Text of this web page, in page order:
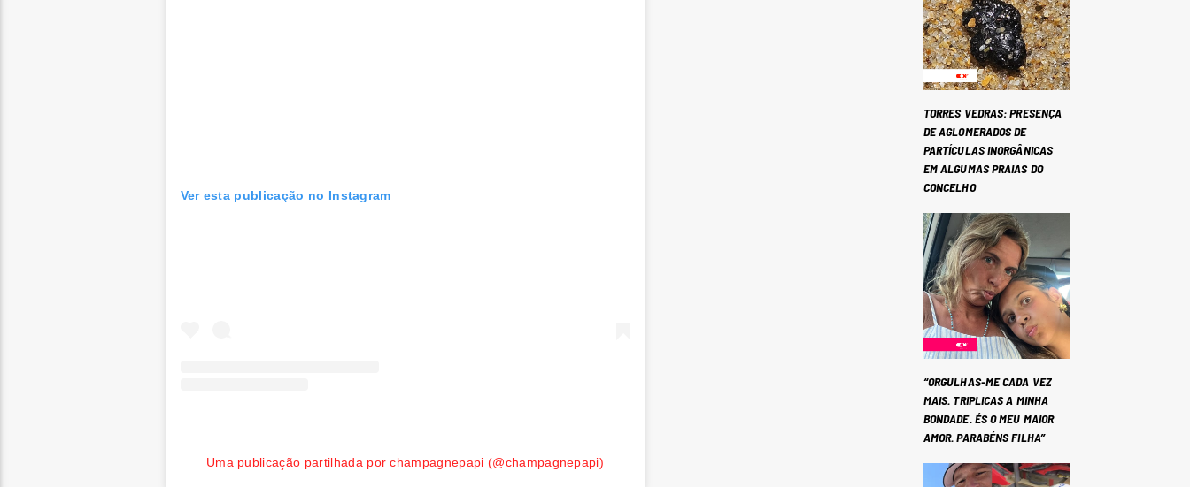
Ver esta publicação no Instagram
Uma publicação partilhada por champagnepapi (@champagnepapi)
TORRES VEDRAS: PRESENÇA
DE AGLOMERADOS DE
PARTÍCULAS INORGÂNICAS
EM ALGUMAS PRAIAS DO
CONCELHO
“ORGULHAS-ME CADA VEZ
MAIS. TRIPLICAS A MINHA
BONDADE. ÉS O MEU MAIOR
AMOR. PARABÉNS FILHA”